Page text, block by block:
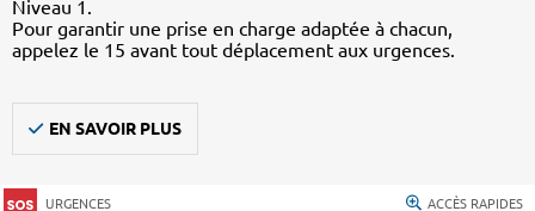
Niveau 1.
Pour garantir une prise en charge adaptée à chacun,
appelez le 15 avant tout déplacement aux urgences.
EN SAVOIR PLUS
URGENCES ACCÈS RAPIDES